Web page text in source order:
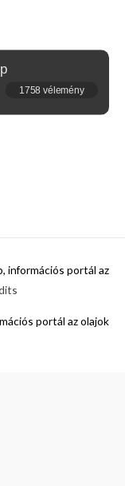
1758 vélemény
információs portál az
portál az olajok